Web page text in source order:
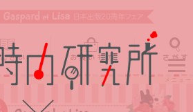
さい お買いもの さがす